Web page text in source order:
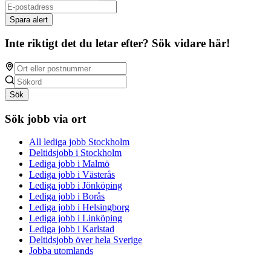
Spara alert
Inte riktigt det du letar efter? Sök vidare här!
Sök
Sök jobb via ort
All lediga jobb Stockholm
Deltidsjobb i Stockholm
Lediga jobb i Malmö
Lediga jobb i Västerås
Lediga jobb i Jönköping
Lediga jobb i Borås
Lediga jobb i Helsingborg
Lediga jobb i Linköping
Lediga jobb i Karlstad
Deltidsjobb över hela Sverige
Jobba utomlands